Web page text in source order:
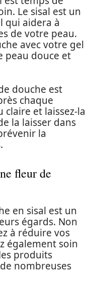
Le sisal est un
qui aidera à
de votre peau.
avec votre gel
peau douce et
douche est
chaque
claire et laissez-la
la laisser dans
la
fleur de
en sisal est un
égards. Non
à réduire vos
également soin
produits
nombreuses